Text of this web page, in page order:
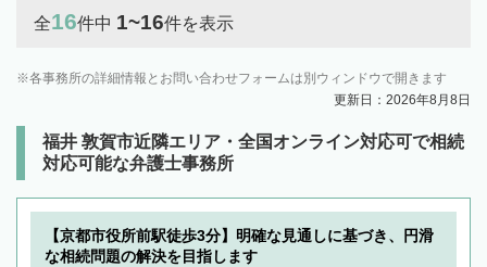
全16件中 1~16件を表示
各事務所の詳細情報とお問い合わせフォームは別ウィンドウで開きます
更新日：2026年8月8日
福井 敦賀市近隣エリア・全国オンライン対応可で相続
対応可能な弁護士事務所
【京都市役所前駅徒歩3分】明確な見通しに基づき、円滑
な相続問題の解決を目指します